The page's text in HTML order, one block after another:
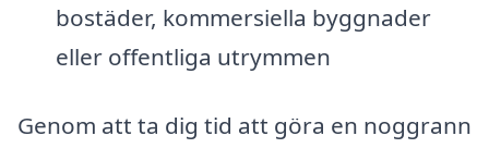
bostäder, kommersiella byggnader
eller offentliga utrymmen
Genom att ta dig tid att göra en noggrann